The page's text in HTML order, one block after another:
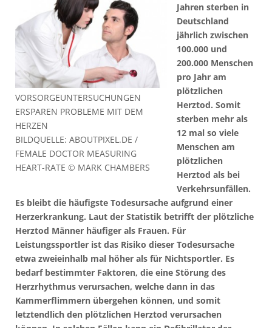
VORSORGEUNTERSUCHUNGEN
ERSPAREN PROBLEME MIT DEM
HERZEN
BILDQUELLE: ABOUTPIXEL.DE /
FEMALE DOCTOR MEASURING
HEART-RATE © MARK CHAMBERS
Jahren sterben in
Deutschland
jährlich zwischen
100.000 und
200.000 Menschen
pro Jahr am
plötzlichen
Herztod. Somit
sterben mehr als
12 mal so viele
Menschen am
plötzlichen
Herztod als bei
Verkehrsunfällen.
Es bleibt die häufigste Todesursache aufgrund einer
Herzerkrankung. Laut der Statistik betrifft der plötzliche
Herztod Männer häufiger als Frauen. Für
Leistungssportler ist das Risiko dieser Todesursache
etwa zweieinhalb mal höher als für Nichtsportler. Es
bedarf bestimmter Faktoren, die eine Störung des
Herzrhythmus verursachen, welche dann in das
Kammerflimmern übergehen können, und somit
letztendlich den plötzlichen Herztod verursachen